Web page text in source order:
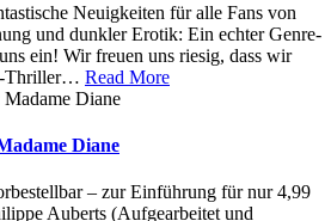
Neuigkeiten für alle Fans von
und dunkler Erotik: Ein echter Genre-
ein! Wir freuen uns riesig, dass wir
Thriller… Read More
Diane
– zur Einführung für nur 4,99
Auberts (Aufgearbeitet und